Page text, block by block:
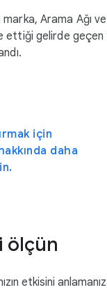
Arama Ağı ve
ettiği gelirde geçen
için
daha
ölçün
etkisini